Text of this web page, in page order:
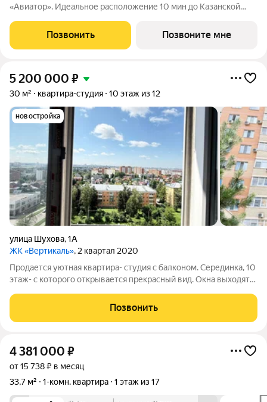
«Авиатор». Идеальное расположение 10 мин до Казанской
городских маршрутов), магазины Дикси и Магнит, несколько
центров образования, больница и
Позвонить Позвоните мне
5 200 000 ₽
30 м² квартира-студия 10 этаж из 12
новостройка
улица Шухова,1А
ЖК «Вертикаль», 2 квартал 2020
Продается уютная квартира- студия с балконом. Серединка, 10
этаж- с которого открывается прекрасный вид. Окна выходят
фитнес-парк. Школы, больницы. Доброжелательные соседи.
Сделана-
Позвонить
4 381 000 ₽
от 15 738 ₽ в месяц
33,7 м²
1-комн. квартира 1 этаж из 17